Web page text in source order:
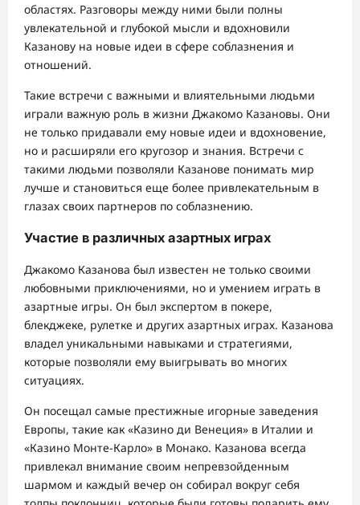
областях. Разговоры между ними были полны
увлекательной и глубокой мысли и вдохновили
Казанову на новые идеи в сфере соблазнения и
отношений.
Такие встречи с важными и влиятельными людьми
играли важную роль в жизни Джакомо Казановы. Они
не только придавали ему новые идеи и вдохновение,
но и расширяли его кругозор и знания. Встречи с
такими людьми позволяли Казанове понимать мир
лучше и становиться еще более привлекательным в
глазах своих партнеров по соблазнению.
Участие в различных азартных играх
Джакомо Казанова был известен не только своими
любовными приключениями, но и умением играть в
азартные игры. Он был экспертом в покере,
блекджеке, рулетке и других азартных играх. Казанова
владел уникальными навыками и стратегиями,
которые позволяли ему выигрывать во многих
ситуациях.
Он посещал самые престижные игорные заведения
Европы, такие как «Казино ди Венеция» в Италии и
«Казино Монте-Карло» в Монако. Казанова всегда
привлекал внимание своим непревзойденным
шармом и каждый вечер он собирал вокруг себя